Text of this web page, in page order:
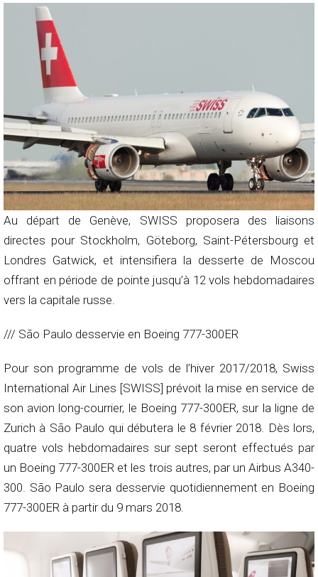
Au départ de Genève, SWISS proposera des liaisons
directes pour Stockholm, Göteborg, Saint-Pétersbourg et
Londres Gatwick, et intensifiera la desserte de Moscou
offrant en période de pointe jusqu’à 12 vols hebdomadaires
vers la capitale russe.
/// São Paulo desservie en Boeing 777-300ER
Pour son programme de vols de l’hiver 2017/2018, Swiss
International Air Lines [SWISS] prévoit la mise en service de
son avion long-courrier, le Boeing 777-300ER, sur la ligne de
Zurich à São Paulo qui débutera le 8 février 2018. Dès lors,
quatre vols hebdomadaires sur sept seront effectués par
un Boeing 777-300ER et les trois autres, par un Airbus A340-
300. São Paulo sera desservie quotidiennement en Boeing
777-300ER à partir du 9 mars 2018.